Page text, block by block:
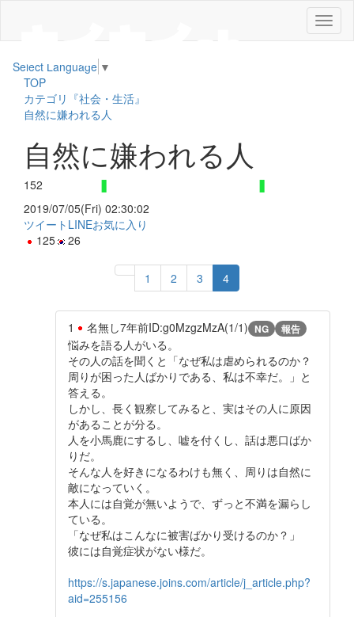
メ
ニ
Select Language ▼
TOP
カテゴリ『社会・生活』
自然に嫌われる人
自然に嫌われる人
152
2019/07/05(Fri) 02:30:02
ツイート LINEお気に入り
125
26
1 2 3 4
1 名無し7年前ID:g0MzgzMzA(1/1) NG 報告
悩みを語る人がいる。
その人の話を聞くと「なぜ私は虐められるのか？
周りが困った人ばかりである、私は不幸だ。」と
答える。
しかし、長く観察してみると、実はその人に原因
があることが分る。
人を小馬鹿にするし、嘘を付くし、話は悪口ばか
りだ。
そんな人を好きになるわけも無く、周りは自然に
敵になっていく。
本人には自覚が無いようで、ずっと不満を漏らし
ている。
「なぜ私はこんなに被害ばかり受けるのか？」
彼には自覚症状がない様だ。
https://s.japanese.joins.com/article/j_article.php?
aid=255156